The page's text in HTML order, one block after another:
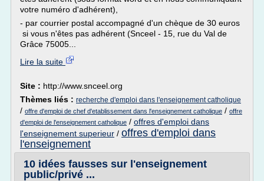
votre numéro d'adhérent),
- par courrier postal accompagné d'un chèque de 30 euros
si vous n'êtes pas adhérent (Snceel - 15, rue du Val de
Grâce 75005...
Lire la suite
Site : http://www.snceel.org
Thèmes liés : recherche d'emploi dans l'enseignement catholique
/ offre d'emploi de chef d'etablissement dans l'enseignement catholique / offre
d'emploi de l'enseignement catholique / offres d'emploi dans
l'enseignement superieur / offres d'emploi dans
l'enseignement
10 idées fausses sur l'enseignement
public/privé ...